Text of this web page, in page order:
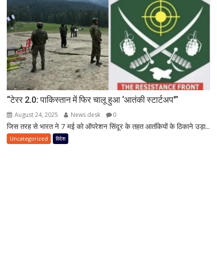
“टेरर 2.0: पाकिस्तान में फिर चालू हुआ ‘आतंकी स्टार्टअप'”
August 24, 2025 News desk 0
जिस तरह से भारत ने 7 मई को ऑपरेशन सिंदूर के तहत आतंकियों के ठिकाने उड़ा...
Uncategorized विदेश